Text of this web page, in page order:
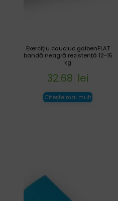
Exercițiu cauciuc galbenFLAT
bandă neagră rezistență 12-15
kg
32.68 lei
Citește mai mult